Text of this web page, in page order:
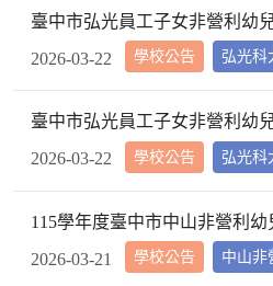
學校公告 弘光科
2026-03-22
學校公告 弘光科
2026-03-22
學校公告 中山非
2026-03-21